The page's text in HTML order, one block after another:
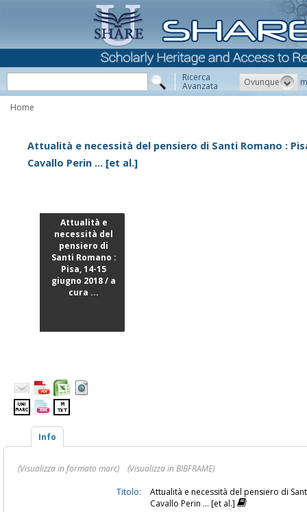
Ricerca
Avanzata Ovunque
Home
Attualità e necessità del pensiero di Santi Romano :
Cavallo Perin ... [et al.]
Attualità e
necessità del
pensiero di
Santi Romano :
Pisa, 14-15
giugno 2018 / a
cura ...
Info
(Visualizza in formato marc)
(Visualizza in BIBFRAME)
Titolo:
Attualità e necessità del pensiero di
Cavallo Perin ... [et al.]